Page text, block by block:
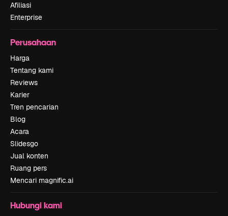
Afiliasi
Enterprise
Perusahaan
Harga
Tentang kami
Reviews
Karier
Tren pencarian
Blog
Acara
Slidesgo
Jual konten
Ruang pers
Mencari magnific.ai
Hubungi kami